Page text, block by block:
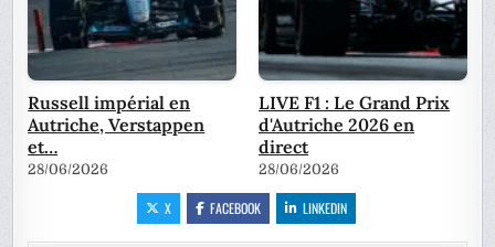
Russell impérial en
Autriche, Verstappen
et…
28/06/2026
LIVE F1 : Le Grand Prix
d'Autriche 2026 en
direct
28/06/2026
X FACEBOOK LINKEDIN